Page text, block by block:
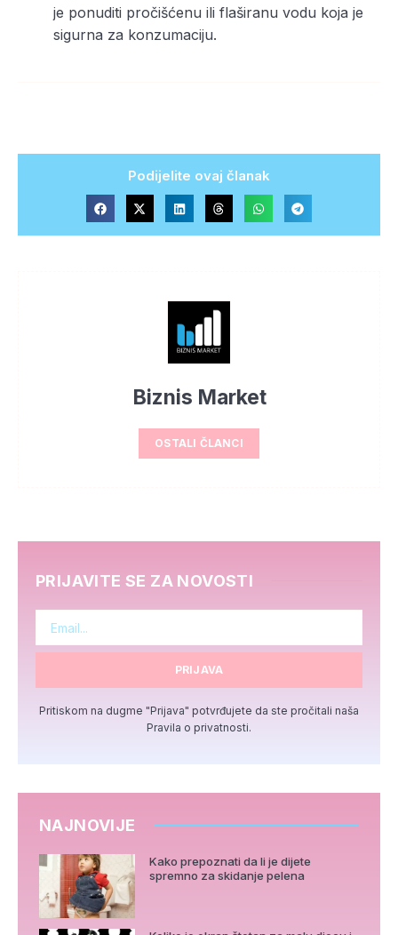
je ponuditi pročišćenu ili flaširanu vodu koja je
sigurna za konzumaciju.
Podijelite ovaj članak
Biznis Market
OSTALI ČLANCI
PRIJAVITE SE ZA NOVOSTI
PRIJAVA
Pritiskom na dugme "Prijava" potvrđujete da ste pročitali naša
Pravila o privatnosti.
NAJNOVIJE
Kako prepoznati da li je dijete
spremno za skidanje pelena